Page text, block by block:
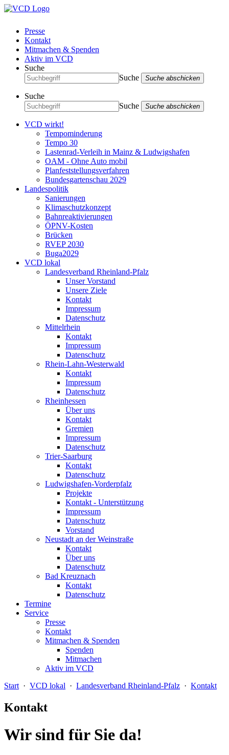
Presse
Kontakt
Mitmachen & Spenden
Aktiv im VCD
Suche
Suche
Suche abschicken
Suche
Suche
Suche abschicken
VCD wirkt!
Tempominderung
Tempo 30
Lastenrad-Verleih in Mainz & Ludwigshafen
OAM - Ohne Auto mobil
Planfeststellungsverfahren
Bundesgartenschau 2029
Landespolitik
Sanierungen
Klimaschutzkonzept
Bahnreaktivierungen
ÖPNV-Kosten
Brücken
RVEP 2030
Buga2029
VCD lokal
Landesverband Rheinland-Pfalz
Unser Vorstand
Unsere Ziele
Kontakt
Impressum
Datenschutz
Mittelrhein
Kontakt
Impressum
Datenschutz
Rhein-Lahn-Westerwald
Kontakt
Impressum
Datenschutz
Rheinhessen
Über uns
Kontakt
Gremien
Impressum
Datenschutz
Trier-Saarburg
Kontakt
Datenschutz
Ludwigshafen-Vorderpfalz
Projekte
Kontakt - Unterstützung
Impressum
Datenschutz
Vorstand
Neustadt an der Weinstraße
Kontakt
Über uns
Datenschutz
Bad Kreuznach
Kontakt
Datenschutz
Termine
Service
Presse
Kontakt
Mitmachen & Spenden
Spenden
Mitmachen
Aktiv im VCD
Start · VCD lokal · Landesverband Rheinland-Pfalz · Kontakt
Kontakt
Wir sind für Sie da!